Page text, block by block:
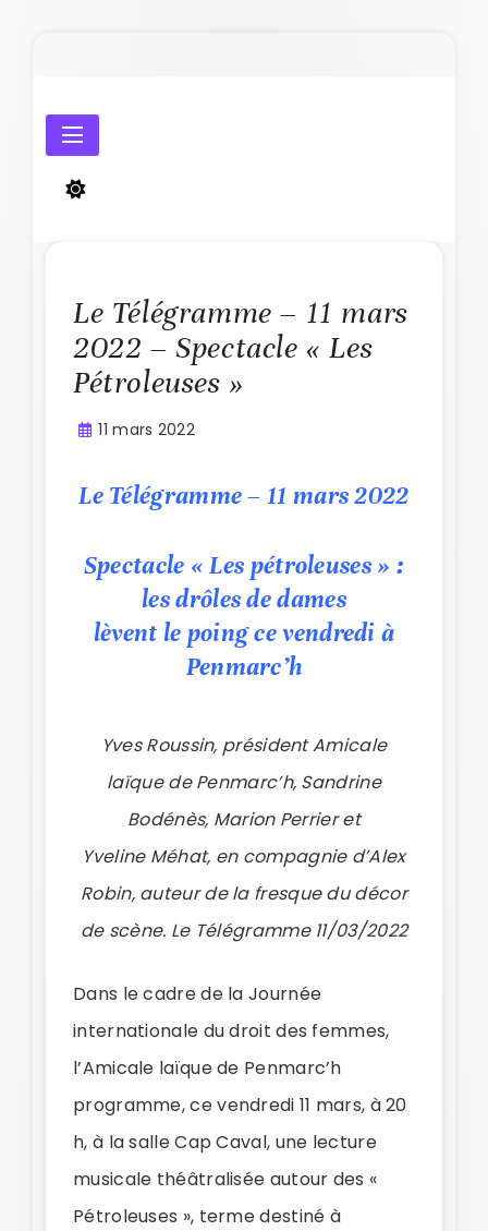
Amicale Laïque de Penmarc'h
Le Télégramme – 11 mars
2022 – Spectacle « Les
Pétroleuses »
11 mars 2022
Le Télégramme – 11 mars 2022
Spectacle « Les pétroleuses » :
les drôles de dames
lèvent le poing ce vendredi à
Penmarc’h
Yves Roussin, président Amicale
laïque de Penmarc’h, Sandrine
Bodénès, Marion Perrier et
Yveline Méhat, en compagnie d’Alex
Robin, auteur de la fresque du décor
de scène. Le Télégramme 11/03/2022
Dans le cadre de la Journée
internationale du droit des femmes,
l’Amicale laïque de Penmarc’h
programme, ce vendredi 11 mars, à 20
h, à la salle Cap Caval, une lecture
musicale théâtralisée autour des «
Pétroleuses », terme destiné à